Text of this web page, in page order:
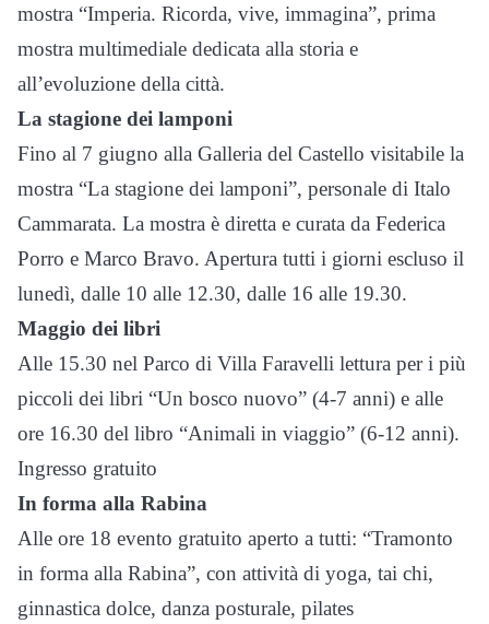
mostra “Imperia. Ricorda, vive, immagina”, prima
mostra multimediale dedicata alla storia e
all’evoluzione della città.
La stagione dei lamponi
Fino al 7 giugno alla Galleria del Castello visitabile la
mostra “La stagione dei lamponi”, personale di Italo
Cammarata. La mostra è diretta e curata da Federica
Porro e Marco Bravo. Apertura tutti i giorni escluso il
lunedì, dalle 10 alle 12.30, dalle 16 alle 19.30.
Maggio dei libri
Alle 15.30 nel Parco di Villa Faravelli lettura per i più
piccoli dei libri “Un bosco nuovo” (4-7 anni) e alle
ore 16.30 del libro “Animali in viaggio” (6-12 anni).
Ingresso gratuito
In forma alla Rabina
Alle ore 18 evento gratuito aperto a tutti: “Tramonto
in forma alla Rabina”, con attività di yoga, tai chi,
ginnastica dolce, danza posturale, pilates